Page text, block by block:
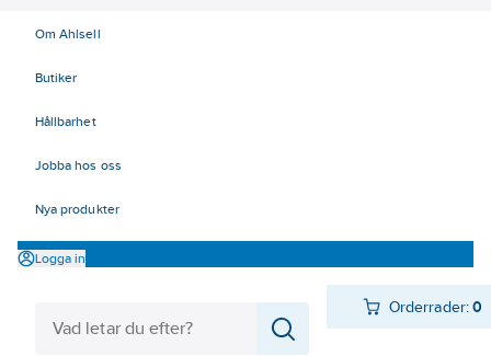
Om Ahlsell
Butiker
Hållbarhet
Jobba hos oss
Nya produkter
Logga in
Orderrader:0